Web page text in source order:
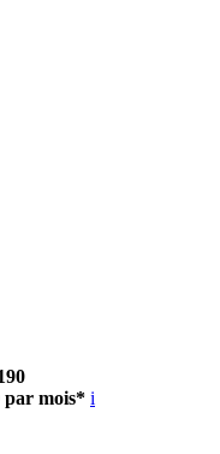
par mois* i